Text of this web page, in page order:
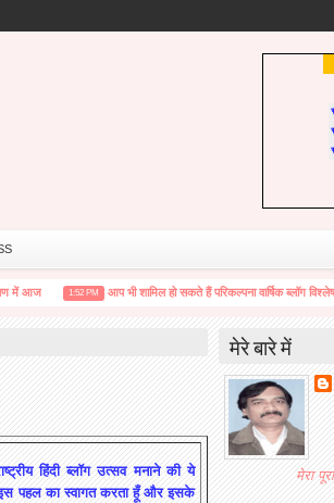
1:52 PM आप भी शामिल हो सकते हैं परिकल्पना वार्षिक ब्लॉग विश्लेषण में
हिंदी ब्लॉग उत्सव मनाने की ये
पहल का स्वागत करता हूँ और इसके
मेरे बारे में
मेरा